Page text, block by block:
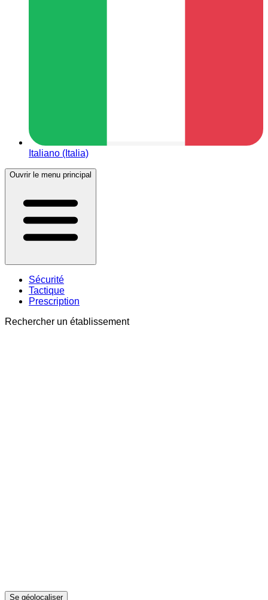
Italiano (Italia)
Ouvrir le menu principal
Sécurité
Tactique
Prescription
Rechercher un établissement
Se géolocaliser